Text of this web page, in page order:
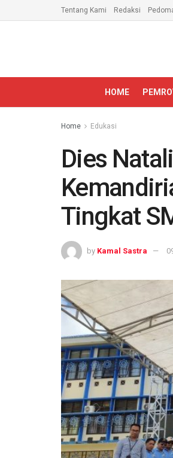
Tentang Kami Redaksi
HOME
Home Edukasi
Dies
Tingkat
by Kamal Sastra